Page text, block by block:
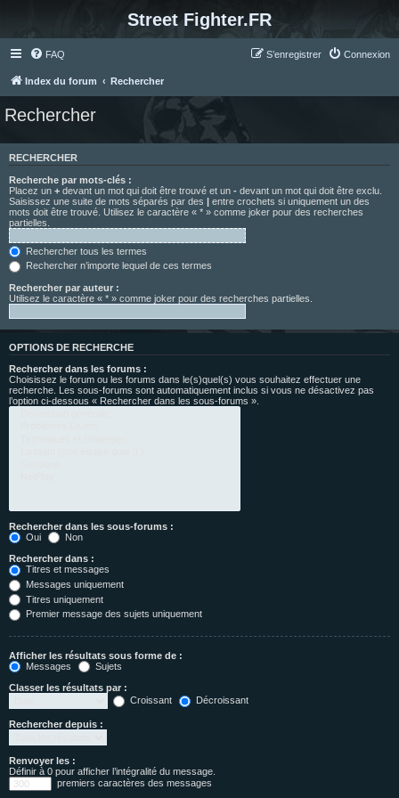
Street Fighter.FR
FAQ Connexion
S’enregistrer
Index du forum Rechercher
Rechercher
RECHERCHER
Recherche par mots-clés :
Placez un + devant un mot qui doit être trouvé et un - devant un mot qui doit être exclu.
Saisissez une suite de mots séparés par des | entre crochets si uniquement un des
mots doit être trouvé. Utilisez le caractère « * » comme joker pour des recherches
partielles.
Rechercher tous les termes
Rechercher n’importe lequel de ces termes
Rechercher par auteur :
Utilisez le caractère « * » comme joker pour des recherches partielles.
OPTIONS DE RECHERCHE
Rechercher dans les forums :
Choisissez le forum ou les forums dans le(s)quel(s) vous souhaitez effectuer une
recherche. Les sous-forums sont automatiquement inclus si vous ne désactivez pas
l’option ci-dessous « Rechercher dans les sous-forums ».
Rechercher dans les sous-forums :
Oui
Non
Rechercher dans :
Titres et messages
Messages uniquement
Titres uniquement
Premier message des sujets uniquement
Afficher les résultats sous forme de :
Messages
Sujets
Classer les résultats par :
Croissant
Décroissant
Rechercher depuis :
Renvoyer les :
Définir à 0 pour afficher l’intégralité du message.
premiers caractères des messages